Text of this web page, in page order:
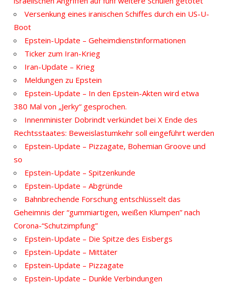
Versenkung eines iranischen Schiffes durch ein US-U-
Boot
Epstein-Update – Geheimdienstinformationen
Ticker zum Iran-Krieg
Iran-Update – Krieg
Meldungen zu Epstein
Epstein-Update – In den Epstein-Akten wird etwa
380 Mal von „Jerky“ gesprochen.
Innenminister Dobrindt verkündet bei X Ende des
Rechtsstaates: Beweislastumkehr soll eingeführt werden
Epstein-Update – Pizzagate, Bohemian Groove und
so
Epstein-Update – Spitzenkunde
Epstein-Update – Abgründe
Bahnbrechende Forschung entschlüsselt das
Geheimnis der “gummiartigen, weißen Klumpen” nach
Corona-“Schutzimpfung”
Epstein-Update – Die Spitze des Eisbergs
Epstein-Update – Mittäter
Epstein-Update – Pizzagate
Epstein-Update – Dunkle Verbindungen